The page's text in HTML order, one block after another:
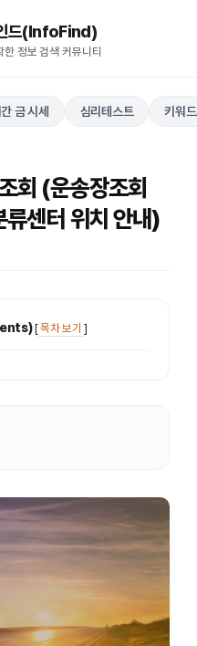
드(InfoFind)​​​​
한 정보 검색 커뮤니티
금 시세 심리테스트 키워
회 (운송장조회
류센터 위치 안내)
[목차 보기 ]